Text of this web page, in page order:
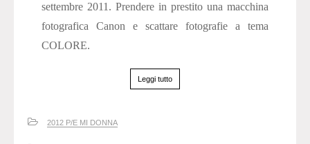
settembre 2011. Prendere in prestito una macchina
fotografica Canon e scattare fotografie a tema
COLORE.
Leggi tutto
2012 P/E MI DONNA